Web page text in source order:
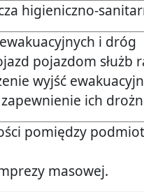
higieniczno-
i dróg
pojazdom służb
wyjść
ich
pomiędzy
masowej.